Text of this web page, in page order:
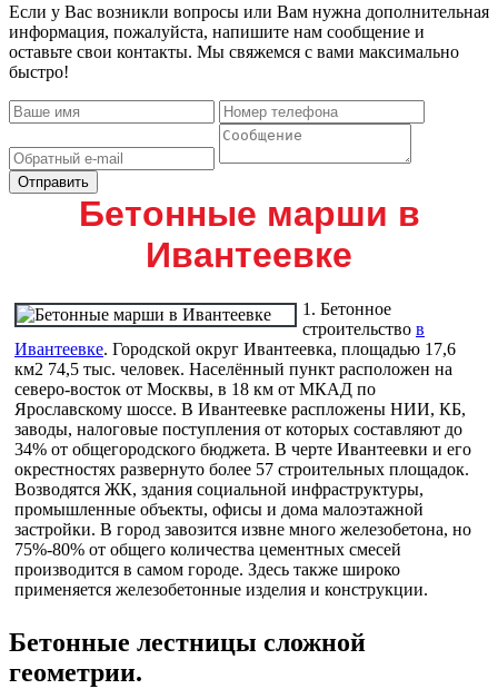
Если у Вас возникли вопросы или Вам нужна дополнительная
информация, пожалуйста, напишите нам сообщение и
оставьте свои контакты. Мы свяжемся с вами максимально
быстро!
Бетонные марши в
Ивантеевке
1. Бетонное
строительство в
Ивантеевке. Городской округ Ивантеевка, площадью 17,6
км2 74,5 тыс. человек. Населённый пункт расположен на
северо-восток от Москвы, в 18 км от МКАД по
Ярославскому шоссе. В Ивантеевке распложены НИИ, КБ,
заводы, налоговые поступления от которых составляют до
34% от общегородского бюджета. В черте Ивантеевки и его
окрестностях развернуто более 57 строительных площадок.
Возводятся ЖК, здания социальной инфраструктуры,
промышленные объекты, офисы и дома малоэтажной
застройки. В город завозится извне много железобетона, но
75%-80% от общего количества цементных смесей
производится в самом городе. Здесь также широко
применяется железобетонные изделия и конструкции.
Бетонные лестницы сложной
геометрии.